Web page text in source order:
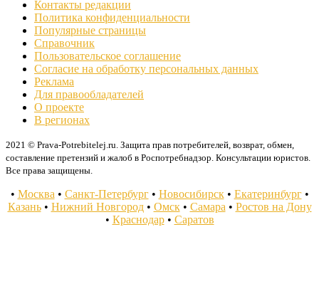
Контакты редакции
Политика конфиденциальности
Популярные страницы
Справочник
Пользовательское соглашение
Согласие на обработку персональных данных
Реклама
Для правообладателей
О проекте
В регионах
2021 © Prava-Potrebitelej.ru. Защита прав потребителей, возврат, обмен,
составление претензий и жалоб в Роспотребнадзор. Консультации юристов.
Все права защищены.
• Москва• Санкт-Петербург• Новосибирск• Екатеринбург•
Казань• Нижний Новгород• Омск• Самара• Ростов на Дону
• Краснодар• Саратов